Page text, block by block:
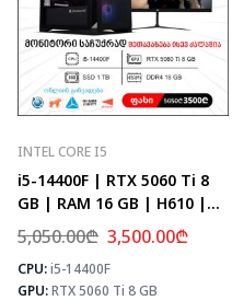
MAX FPS
CS2
226
INTEL CORE I5
i5-14400F | RTX 5060 Ti 8
GB | RAM 16 GB | H610 |
SSD 1 TB M.2
5,050.00₾ 3,500.00₾
CPU:i5-14400F
GPU:RTX 5060 Ti 8 GB